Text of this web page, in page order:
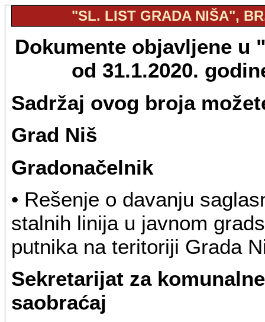
"SL. LIST GRADA NIŠA",
Dokumente objavljene u
od 31.1.2020.
Sadržaj ovog broja
Grad Niš
Gradonačelnik
• Rešenje o davanju
stalnih linija u javnom
putnika na teritoriji Grada
Sekretarijat za
saobraćaj